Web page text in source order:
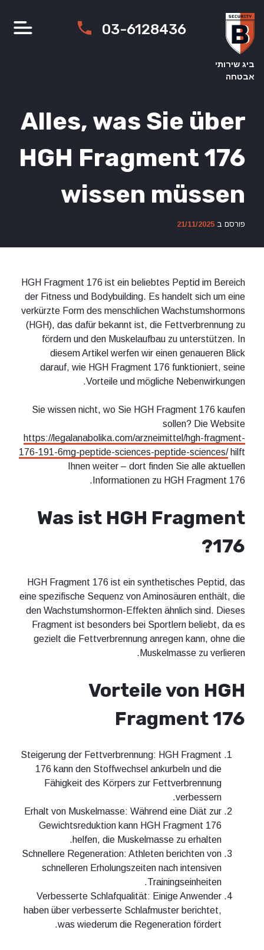
content
ביג שירותי
אבטחה
03-6128436
Alles, was Sie über
HGH Fragment 176
wissen müssen
פורסם ב 21/11/2025
HGH Fragment 176 ist ein beliebtes Peptid im Bereich
der Fitness und Bodybuilding. Es handelt sich um eine
verkürzte Form des menschlichen Wachstumshormons
(HGH), das dafür bekannt ist, die Fettverbrennung zu
fördern und den Muskelaufbau zu unterstützen. In
diesem Artikel werfen wir einen genaueren Blick
darauf, wie HGH Fragment 176 funktioniert, seine
Vorteile und mögliche Nebenwirkungen.
Sie wissen nicht, wo Sie HGH Fragment 176 kaufen
sollen? Die Website
https://legalanabolika.com/arzneimittel/hgh-fragment-
176-191-6mg-peptide-sciences-peptide-sciences/hilft
Ihnen weiter – dort finden Sie alle aktuellen
Informationen zu HGH Fragment 176.
Was ist HGH Fragment
176?
HGH Fragment 176 ist ein synthetisches Peptid, das
eine spezifische Sequenz von Aminosäuren enthält, die
den Wachstumshormon-Effekten ähnlich sind. Dieses
Fragment ist besonders bei Sportlern beliebt, da es
gezielt die Fettverbrennung anregen kann, ohne die
Muskelmasse zu verlieren.
Vorteile von HGH
Fragment 176
Steigerung der Fettverbrennung: HGH Fragment
176 kann den Stoffwechsel ankurbeln und die
Fähigkeit des Körpers zur Fettverbrennung
verbessern.
Erhalt von Muskelmasse: Während eine Diät zur
Gewichtsreduktion kann HGH Fragment 176
helfen, die Muskelmasse zu erhalten.
Schnellere Regeneration: Athleten berichten von
schnelleren Erholungszeiten nach intensiven
Trainingseinheiten.
Verbesserte Schlafqualität: Einige Anwender
haben über verbesserte Schlafmuster berichtet,
was wiederum die Regeneration fördert.